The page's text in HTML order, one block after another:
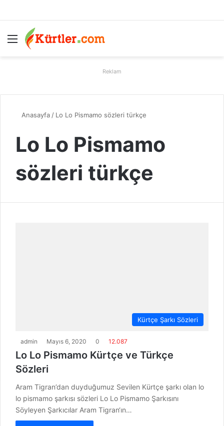
Menü
Reklam
Anasayfa / Lo Lo Pismamo sözleri türkçe
Lo Lo Pismamo
sözleri türkçe
Kürtçe Şarkı Sözleri
admin Mayıs 6, 2020 0 12.087
Lo Lo Pismamo Kürtçe ve Türkçe
Sözleri
Aram Tigran’dan duyduğumuz Sevilen Kürtçe şarkı olan lo
lo pismamo şarkısı sözleri Lo Lo Pismamo Şarkısını
Söyleyen Şarkıcılar Aram Tigran‘ın…